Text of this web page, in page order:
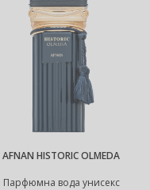
AFNAN HISTORIC OLMEDA
Парфюмна вода унисекс